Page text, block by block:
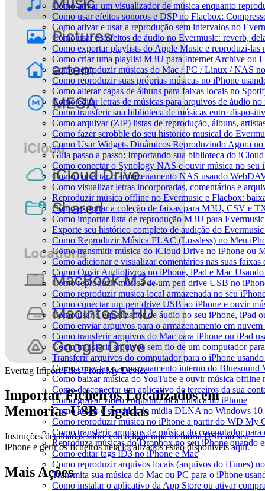
Como ativar um visualizador de música enquanto
Como usar efeitos sonoros e DSP no Flacbox:
Como ativar e usar a reprodução sem intervalos no
Como usar os efeitos de áudio no Evermusic: reverb,
Como exportar playlists do Apple Music e reproduzi-las
Como criar uma playlist M3U para Internet Archive ou
Como reproduzir músicas do Mac / PC / Linux / NAS
Como reproduzir suas próprias músicas no iPhone
Como alterar capas de álbuns para faixas locais no
Como editar letras de músicas para arquivos de áudio
Como transferir sua biblioteca de músicas entre
Como arquivar (ZIP) listas de reprodução, álbuns,
Como fazer scrobble do seu histórico musical do
Como Usar Widgets Dinâmicos Reproduzindo Agora
Guia passo a passo: Importando sua biblioteca do
Como conectar o Synology NAS e ouvir música no seu
Como conectar o armazenamento NAS usando
Como visualizar letras incorporadas, comentários e
Reproduzir música offline no Evermusic e Flacbox:
Como exportar a coleção de faixas para M3U, CSV e
Como importar lista de reprodução M3U para
Exporte seu histórico completo de audição do
Como Reproduzir Música FLAC (Lossless) no Meu
Como transmitir música do iCloud Drive no iPhone ou
Como adicionar e visualizar comentários nas suas
Como Ouvir Audiolivros no iPhone, iPad e Mac
Como reproduzir música de um pen drive USB no
Como reproduzir musica local armazenada no seu
Como conectar um pen drive USB ao iPhone e ouvir
Como usar o equalizador de áudio no seu iPhone, iPad
Como enviar arquivos para o armazenamento em
Como transferir arquivos do Mac para iPhone ou iPad
Como transferir arquivos sem fio de um computador
Transferir arquivos do computador para o iPhone
Como conectar o armazenamento interno do
Como baixar música do YouTube e ouvir música offline
Como desconectar um aplicativo de terceiros da sua
Como gravar vídeo enquanto toca música no iPhone
Como ativar o servidor de mídia DLNA no Windows 10
Como reproduzir música no iPhone a partir do WD My
Como transferir arquivos de música do computador
Reproduza músicas do Dropbox no seu iPhone quando
Como editar tags ID3 no iPhone e Mac
Como reproduzir arquivos locais (arquivos do iTunes)
Transmita sua música do Mac ou PC para o iPhone
Como instalar o aplicativo da App Store ou ativar
Evertag Import Files From My Device
Importar Ficheiros Localizados em
Memorias USB Ligadas
Instruções detalhadas sobre como ligar uma memória USB ao seu
iPhone e gerir os ficheiros nela localizados estão disponíveisaqui.
Mais Ações